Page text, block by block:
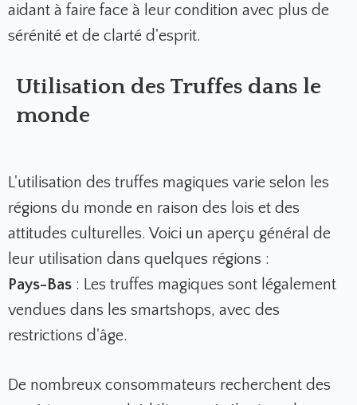
aidant à faire face à leur condition avec plus de
sérénité et de clarté d'esprit.
Utilisation des Truffes dans le
monde
L'utilisation des truffes magiques varie selon les
régions du monde en raison des lois et des
attitudes culturelles. Voici un aperçu général de
leur utilisation dans quelques régions :
Pays-Bas : Les truffes magiques sont légalement
vendues dans les smartshops, avec des
restrictions d'âge.
De nombreux consommateurs recherchent des